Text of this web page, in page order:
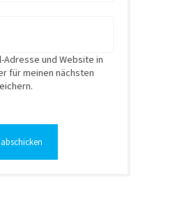
Adresse und Website in
für meinen nächsten